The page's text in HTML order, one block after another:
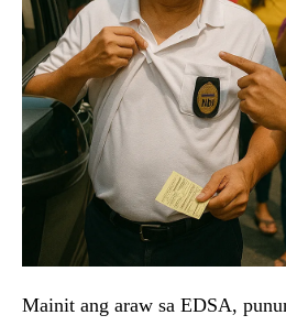
Mainit ang araw sa EDSA,